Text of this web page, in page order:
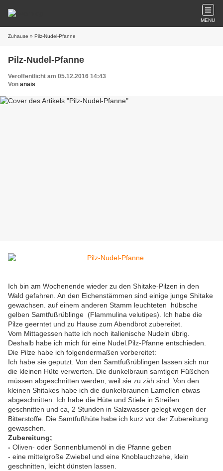
MENU
Zuhause » Pilz-Nudel-Pfanne
Pilz-Nudel-Pfanne
Veröffentlicht am 05.12.2016 14:43
Von anais
Ich bin am Wochenende wieder zu den Shitake-Pilzen in den
Wald gefahren. An den Eichenstämmen sind einige junge Shitake
gewachsen. auf einem anderen Stamm leuchteten hübsche
gelben Samtfußrüblinge (Flammulina velutipes). Ich habe die
Pilze geerntet und zu Hause zum Abendbrot zubereitet.
Vom Mittagessen hatte ich noch italienische Nudeln übrig.
Deshalb habe ich mich für eine Nudel.Pilz-Pfanne entschieden.
Die Pilze habe ich folgendermaßen vorbereitet:
Ich habe sie geputzt. Von den Samtfußrüblingen lassen sich nur
die kleinen Hüte verwerten. Die dunkelbraun samtigen Füßchen
müssen abgeschnitten werden, weil sie zu zäh sind. Von den
kleinen Shitakes habe ich die dunkelbraunen Lamellen etwas
abgeschnitten. Ich habe die Hüte und Stiele in Streifen
geschnitten und ca, 2 Stunden in Salzwasser gelegt wegen der
Bitterstoffe. Die Samtfußhüte habe ich kurz vor der Zubereitung
gewaschen.
Zubereitung;
- Oliven- oder Sonnenblumenöl in die Pfanne geben
- eine mittelgroße Zwiebel und eine Knoblauchzehe, klein
geschnitten, leicht dünsten lassen.